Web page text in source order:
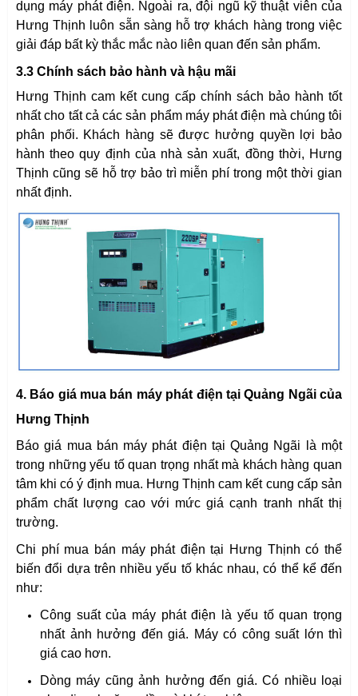
dụng máy phát điện. Ngoài ra, đội ngũ kỹ thuật viên của
Hưng Thịnh luôn sẵn sàng hỗ trợ khách hàng trong việc
giải đáp bất kỳ thắc mắc nào liên quan đến sản phẩm.
3.3 Chính sách bảo hành và hậu mãi
Hưng Thịnh cam kết cung cấp chính sách bảo hành tốt
nhất cho tất cả các sản phẩm máy phát điện mà chúng tôi
phân phối. Khách hàng sẽ được hưởng quyền lợi bảo
hành theo quy định của nhà sản xuất, đồng thời, Hưng
Thịnh cũng sẽ hỗ trợ bảo trì miễn phí trong một thời gian
nhất định.
4. Báo giá mua bán máy phát điện tại Quảng Ngãi của
Hưng Thịnh
Báo giá mua bán máy phát điện tại Quảng Ngãi là một
trong những yếu tố quan trọng nhất mà khách hàng quan
tâm khi có ý định mua. Hưng Thịnh cam kết cung cấp sản
phẩm chất lượng cao với mức giá cạnh tranh nhất thị
trường.
Chi phí mua bán máy phát điện tại Hưng Thịnh có thể
biến đổi dựa trên nhiều yếu tố khác nhau, có thể kể đến
như:
Công suất của máy phát điện là yếu tố quan trọng
nhất ảnh hưởng đến giá. Máy có công suất lớn thì
giá cao hơn.
Dòng máy cũng ảnh hưởng đến giá. Có nhiều loại
Họ tên (*)
Email (*)
Điện thoại (*)
Sản phẩm chọn (
ĐẶT HÀNG NGAY